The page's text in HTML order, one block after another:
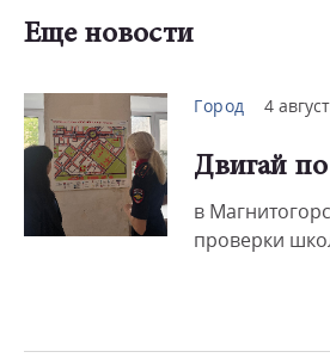
Еще новости
Город 4
Двигай
в
проверки